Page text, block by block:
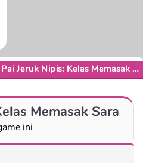
Pai Jeruk Nipis: Kelas Memasak Sara
Memasak Sara
ini